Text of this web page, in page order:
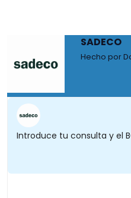
SADECO
Hecho por
Introduce tu consulta y el